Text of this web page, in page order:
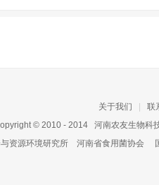
关于我们
联
© 2010 - 2014
河南农友生物科
资源环境研究所 河南省食用菌协会